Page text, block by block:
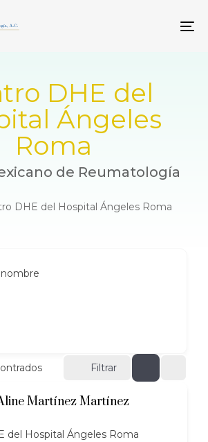
DHE del
Ángeles
Roma
de Reumatología
DHE del Hospital Ángeles Roma
Filtrar
Martínez Martínez
del Hospital Ángeles Roma